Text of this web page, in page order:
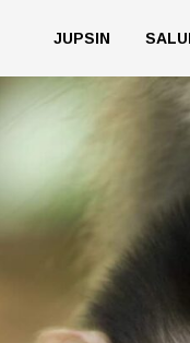
JUPSIN